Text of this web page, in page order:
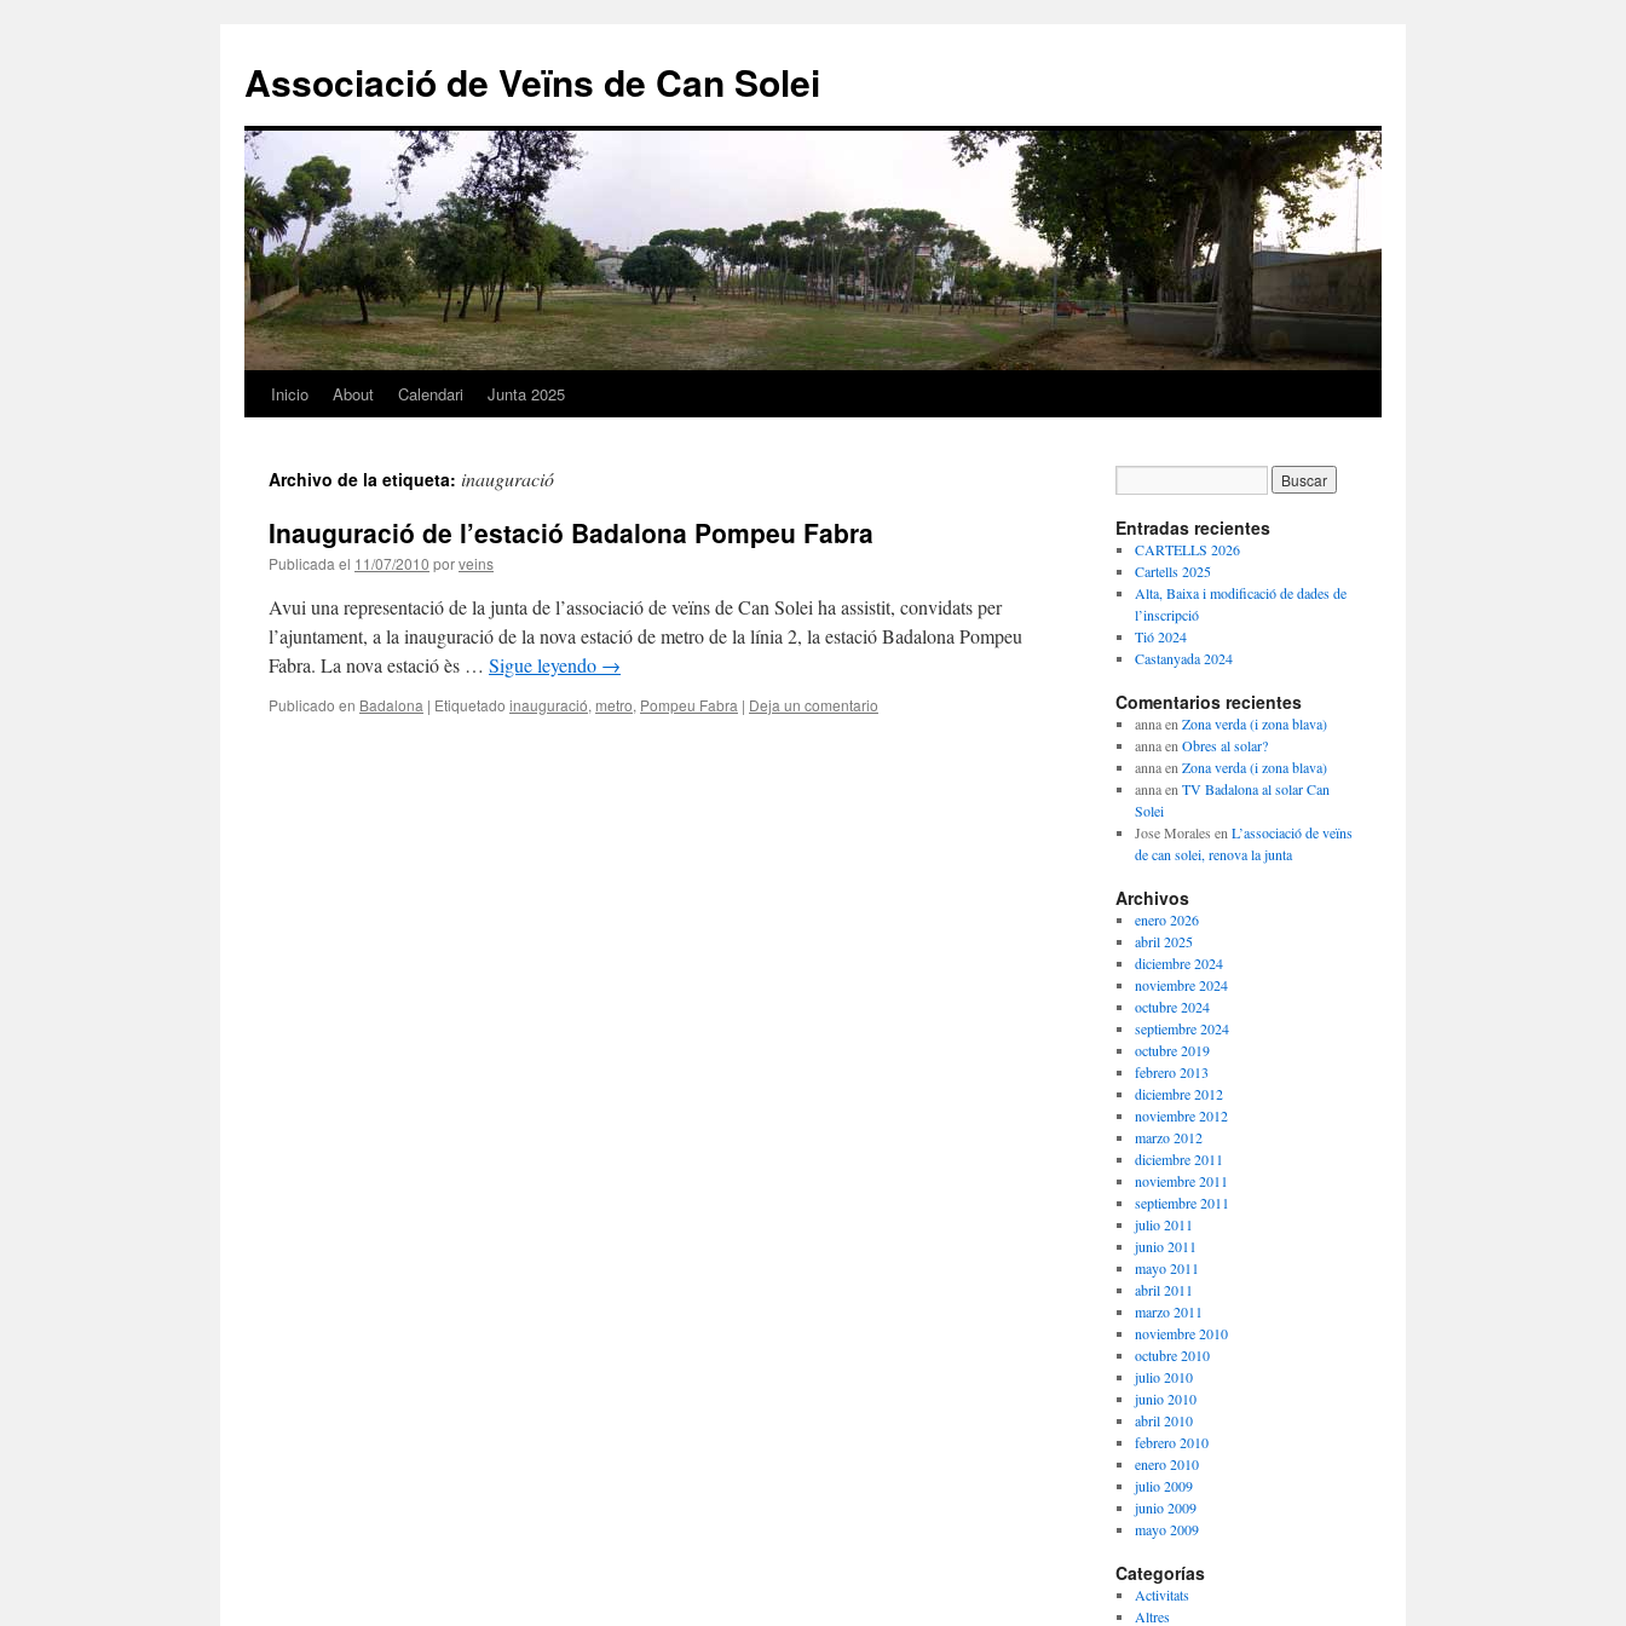
Associació de Veïns de Can Solei
Saltar
contenido
Inicio About Calendari Junta 2025
Archivo de la etiqueta: inauguració
Inauguració de l’estació Badalona Pompeu Fabra
Publicada el 11/07/2010 porveins
Avui una representació de la junta de l’associació de veïns de Can Solei ha assistit, convidats per
l’ajuntament, a la inauguració de la nova estació de metro de la lí­nia 2, la estació Badalona Pompeu
Fabra. La nova estació ès … Sigue leyendo →
Publicado en Badalona | Etiquetado inauguració, metro, Pompeu Fabra | Deja un comentario
Entradas recientes
CARTELLS 2026
Cartells 2025
Alta, Baixa i modificació de dades de
l’inscripció
Tió 2024
Castanyada 2024
Comentarios recientes
annaen Zona verda (i zona blava)
annaen Obres al solar?
annaen Zona verda (i zona blava)
annaen TV Badalona al solar Can
Solei
Jose Morales en L’associació de veïns
de can solei, renova la junta
Archivos
enero 2026
abril 2025
diciembre 2024
noviembre 2024
octubre 2024
septiembre 2024
octubre 2019
febrero 2013
diciembre 2012
noviembre 2012
marzo 2012
diciembre 2011
noviembre 2011
septiembre 2011
julio 2011
junio 2011
mayo 2011
abril 2011
marzo 2011
noviembre 2010
octubre 2010
julio 2010
junio 2010
abril 2010
febrero 2010
enero 2010
julio 2009
junio 2009
mayo 2009
Categorías
Activitats
Altres